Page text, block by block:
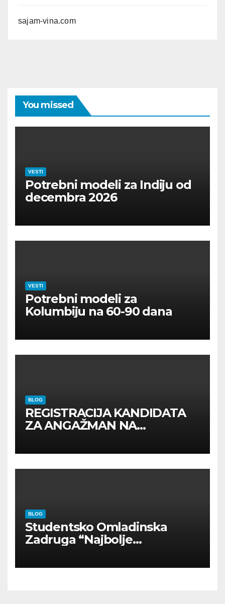
sajam-vina.com
You missed
VESTI
Potrebni modeli za Indiju od
decembra 2026
VESTI
Potrebni modeli za
Kolumbiju na 60-90 dana
BLOG
REGISTRACIJA KANDIDATA
ZA ANGAŽMAN NA
BLOG
Studentsko Omladinska
Zadruga “Najbolje